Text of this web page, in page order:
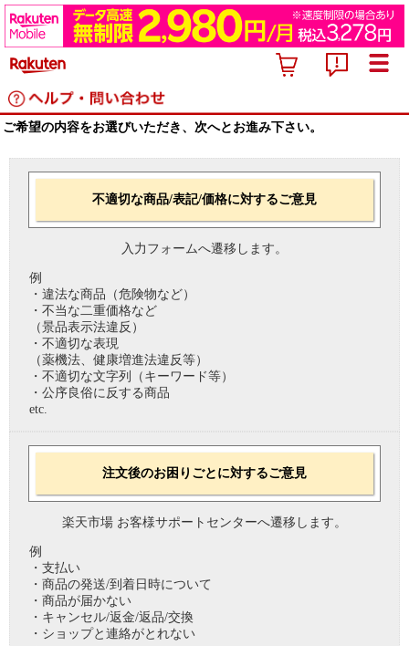
ご希望の内容をお選びいただき、次へとお進み下さい。
不適切な商品/表記/価格に対するご意見
入力フォームへ遷移します。
例
・違法な商品（危険物など）
・不当な二重価格など
（景品表示法違反）
・不適切な表現
（薬機法、健康増進法違反等）
・不適切な文字列（キーワード等）
・公序良俗に反する商品
etc.
注文後のお困りごとに対するご意見
楽天市場 お客様サポートセンターへ遷移します。
例
・支払い
・商品の発送/到着日時について
・商品が届かない
・キャンセル/返金/返品/交換
・ショップと連絡がとれない